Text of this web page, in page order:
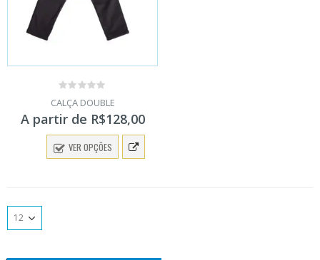
0
out
of
5
CALÇA DOUBLE
A partir de R$128,00
VER OPÇÕES